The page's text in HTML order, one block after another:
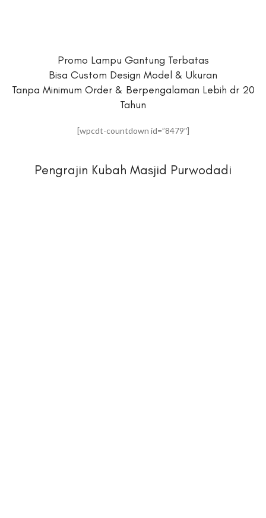
Promo Lampu Gantung Terbatas
Bisa Custom Design Model & Ukuran
Tanpa Minimum Order & Berpengalaman Lebih dr 20
Tahun
[wpcdt-countdown id=”8479″]
Pengrajin Kubah Masjid Purwodadi